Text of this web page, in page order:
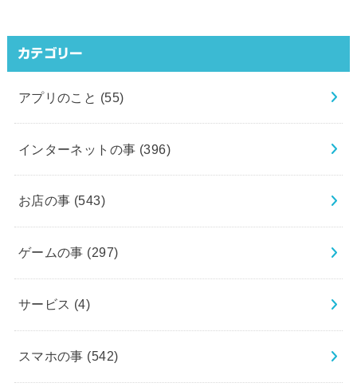
カテゴリー
アプリのこと (55)
インターネットの事 (396)
お店の事 (543)
ゲームの事 (297)
サービス (4)
スマホの事 (542)